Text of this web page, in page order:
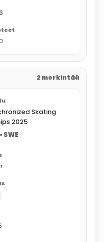
2 merkintää
Skating
2025